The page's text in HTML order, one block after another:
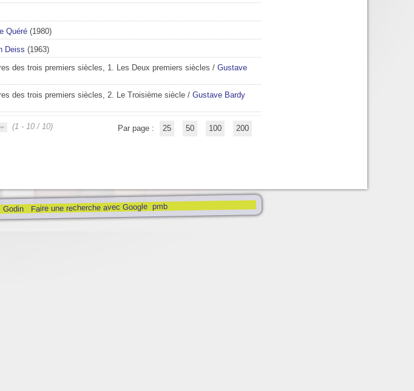
Quéré (1980)
Deiss (1963)
des trois premiers siècles, 1. Les Deux premiers siècles / Gustave
des trois premiers siècles, 2. Le Troisième siècle / Gustave Bardy
(1 - 10 / 10) Par page : 25 50 100 200
Godin Faire une recherche avec Google pmb